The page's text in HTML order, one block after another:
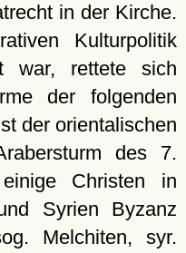
in der Kirche.
Kulturpolitik
war, rettete sich
der folgenden
der orientalischen
des 7.
Christen in
Syrien Byzanz
Melchiten, syr.